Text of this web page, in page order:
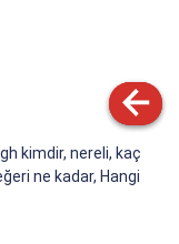
kimdir, nereli, kaç
ne kadar, Hangi